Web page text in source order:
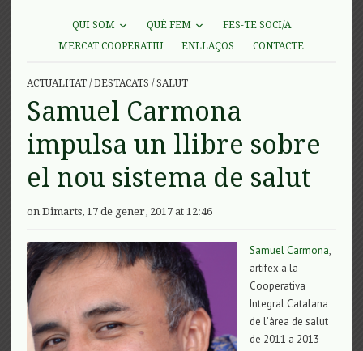
QUI SOM QUÈ FEM
FES-TE SOCI/A
MERCAT COOPERATIU
ENLLAÇOS CONTACTE
ACTUALITAT /DESTACATS /SALUT
Samuel Carmona
impulsa un llibre sobre
el nou sistema de salut
on Dimarts, 17 de gener, 2017 at 12:46
Samuel Carmona,
artífex a la
Cooperativa
Integral Catalana
de l’àrea de salut
de 2011 a 2013 —